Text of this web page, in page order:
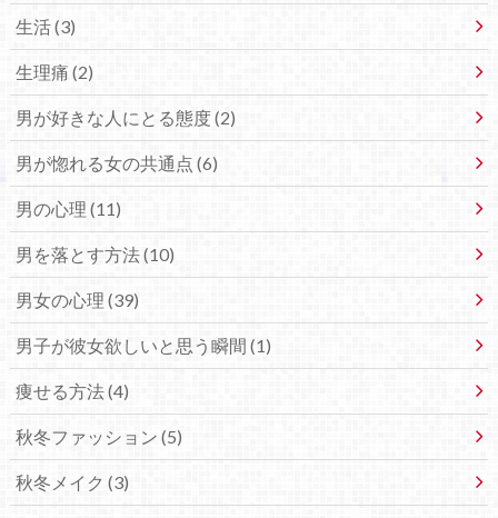
生活 (3)
生理痛 (2)
男が好きな人にとる態度 (2)
男が惚れる女の共通点 (6)
男の心理 (11)
男を落とす方法 (10)
男女の心理 (39)
男子が彼女欲しいと思う瞬間 (1)
痩せる方法 (4)
秋冬ファッション (5)
秋冬メイク (3)